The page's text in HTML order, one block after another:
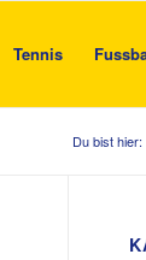
Tennis
Du bist hier: